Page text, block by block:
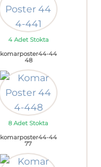
4 Adet Stokta
komarposter44-44
48
8 Adet Stokta
komarposter44-44
77